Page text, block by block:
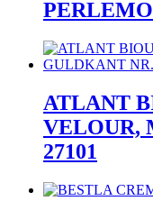
ATLANT
VELOUR,
27101